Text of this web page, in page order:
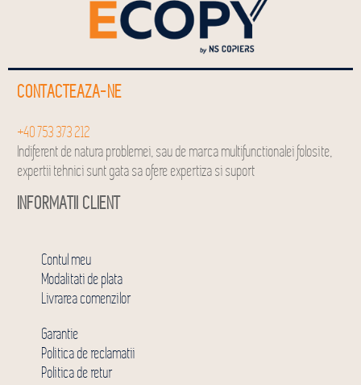
CONTACTEAZA-NE
+40 753 373 212
Indiferent de natura problemei, sau de marca multifunctionalei folosite,
expertii tehnici sunt gata sa ofere expertiza si suport
INFORMATII CLIENT
Contul meu
Modalitati de plata
Livrarea comenzilor
Garantie
Politica de reclamatii
Politica de retur